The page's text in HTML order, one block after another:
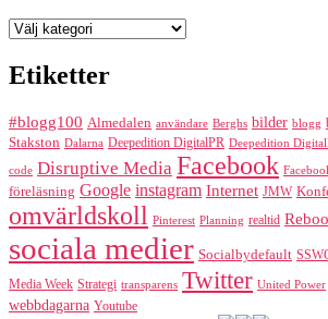
Kategorier
Etiketter
#blogg100 Almedalen användare Berghs bilder blogg
Stakston Dalarna Deepedition DigitalPR Deepedition
code Disruptive Media Facebook
föreläsning Google instagram Internet JMW
omvärldskoll Pinterest Planning realtid
sociala medier Socialbydefault
Media Week Strategi transparens Twitter United Power
webbdagarna Youtube